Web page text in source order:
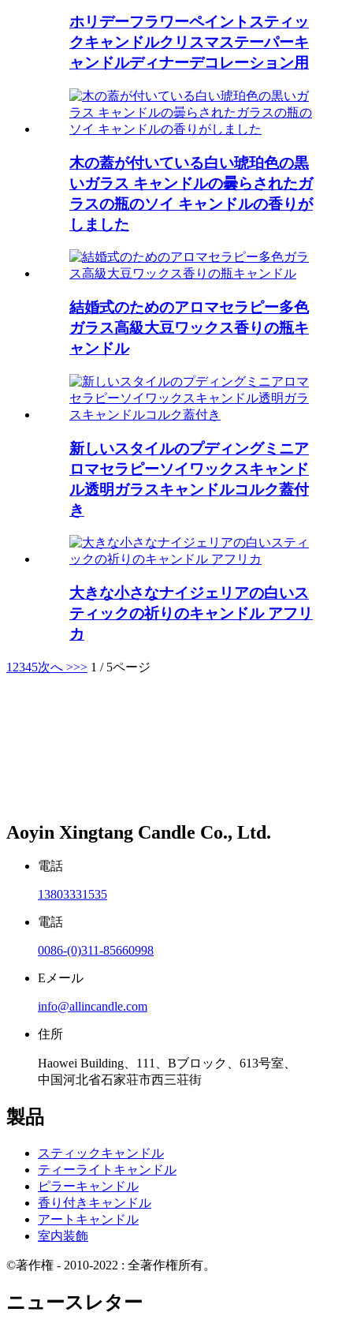
ホリデーフラワーペイントスティッ
クキャンドルクリスマステーパーキ
ャンドルディナーデコレーション用
木の蓋が付いている白い琥珀色の黒
いガラス キャンドルの曇らされたガ
ラスの瓶のソイ キャンドルの香りが
しました
結婚式のためのアロマセラピー多色
ガラス高級大豆ワックス香りの瓶キ
ャンドル
新しいスタイルのプディングミニア
ロマセラピーソイワックスキャンド
ル透明ガラスキャンドルコルク蓋付
き
大きな小さなナイジェリアの白いス
ティックの祈りのキャンドル アフリ
カ
1 2345次へ >>> 1 / 5ページ
Aoyin Xingtang Candle Co., Ltd.
電話
13803331535
電話
0086-(0)311-85660998
Eメール
info@allincandle.com
住所
Haowei Building、111、Bブロック、613号室、
中国河北省石家荘市西三荘街
製品
スティックキャンドル
ティーライトキャンドル
ピラーキャンドル
香り付きキャンドル
アートキャンドル
室内装飾
©著作権 - 2010-2022 : 全著作権所有。
ニュースレター